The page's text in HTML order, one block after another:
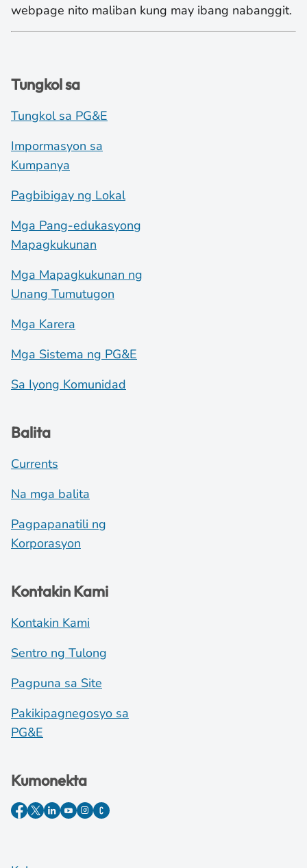
webpage nito maliban kung may ibang nabanggit.
Tungkol sa
Tungkol sa PG&E
Impormasyon sa
Kumpanya
Pagbibigay ng Lokal
Mga Pang-edukasyong
Mapagkukunan
Mga Mapagkukunan ng
Unang Tumutugon
Mga Karera
Mga Sistema ng PG&E
Sa Iyong Komunidad
Balita
Currents
Na mga balita
Pagpapanatili ng
Korporasyon
Kontakin Kami
Kontakin Kami
Sentro ng Tulong
Pagpuna sa Site
Pakikipagnegosyo sa
PG&E
Kumonekta